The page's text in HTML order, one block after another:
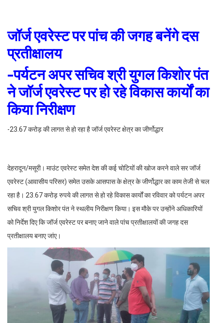
जॉर्ज एवरेस्ट पर पांच की जगह बनेंगे दस
प्रतीक्षालय
-पर्यटन अपर सचिव श्री युगल किशोर पंत
ने जॉर्ज एवरेस्ट पर हो रहे विकास कार्यों का
किया निरीक्षण
-23.67 करोड़ की लागत से हो रहा है जॉर्ज एवरेस्ट क्षेत्र का जीर्णोद्धार
देहरादून/मसूरी। माउंट एवरेस्ट समेत देश की कई चोटियों की खोज करने वाले सर जॉर्ज
एवरेस्ट (आवासीय परिसर) समेत उसके आसपास के क्षेत्र के जीर्णोद्धार का काम तेजी से चल
रहा है। 23.67 करोड़ रुपये की लागत से हो रहे विकास कार्यों का रविवार को पर्यटन अपर
सचिव श्री युगल किशोर पंत ने स्थलीय निरीक्षण किया। इस मौके पर उन्होंने अधिकारियों
को निर्देश ‌दिए कि जॉर्ज एवरेस्ट पर बनाए जाने वाले पांच प्रतीक्षालयों की जगह दस
प्रतीक्षालय बनाए जांए।